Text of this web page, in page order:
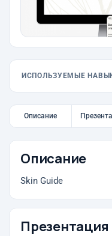
ИСПОЛЬЗУЕМЫЕ
Описание
Описание
Skin Guide
Презентация